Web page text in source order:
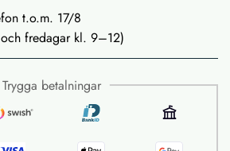
t.o.m. 17/8
fredagar kl. 9–12)
Trygga betalningar